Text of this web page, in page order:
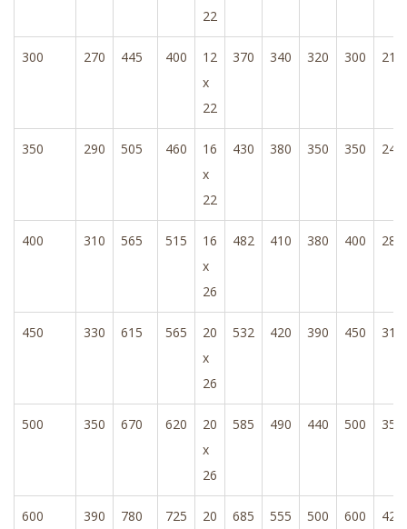
22
300 270 445 400
12
x
22
370 340 320 300 212
350 290 505 460
16
x
22
430 380 350 350 248
400 310 565 515
16
x
26
482 410 380 400 283
450 330 615 565
20
x
26
532 420 390 450 318
500 350 670 620
20
x
26
585 490 440 500 355
600 390 780 725
20
685 555 500 600 425